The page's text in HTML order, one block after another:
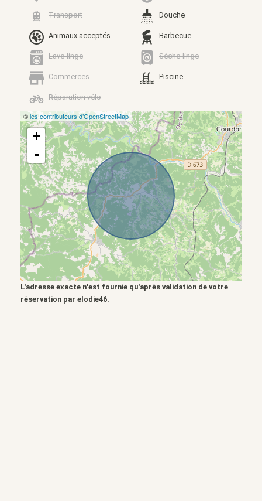
Transport Douche
Animaux acceptés Barbecue
Lave-linge Sèche-linge
Commerces Piscine
Réparation vélo
©les contributeurs d’OpenStreetMap
+
-
L'adresse exacte n'est fournie qu'après validation de votre
réservation par elodie46.